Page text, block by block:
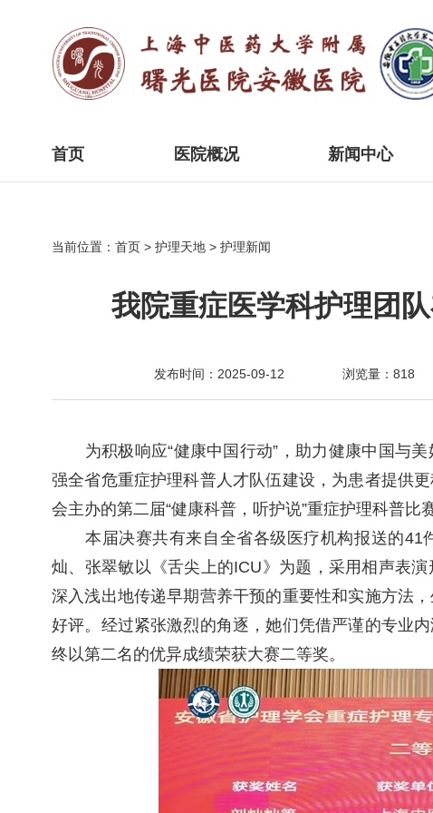
首页 医院概况 新闻中心
当前位置： 首页 > 护理天地 > 护理新闻
我院重症医学科护理团
发布时间：2025-09-12 浏览量： 818
字号字号
为积极响应“健康中国行动”，助力健康中国与美
强全省危重症护理科普人才队伍建设，为患者提供
会主办的第二届“健康科普，听护说”重症护理科普比
本届决赛共有来自全省各级医疗机构报送的41
灿、张翠敏以《舌尖上的ICU》为题，采用相声表
深入浅出地传递早期营养干预的重要性和实施方法
好评。经过紧张激烈的角逐，她们凭借严谨的专业
终以第二名的优异成绩荣获大赛二等奖。